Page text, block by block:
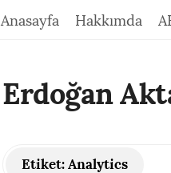
Anasayfa Hakkımda
Erdoğan
Etiket:Analytics